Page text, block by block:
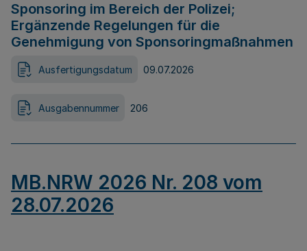
Sponsoring im Bereich der Polizei;
Ergänzende Regelungen für die
Genehmigung von Sponsoringmaßnahmen
Ausfertigungsdatum 09.07.2026
Ausgabennummer 206
MB.NRW 2026 Nr. 208 vom
28.07.2026